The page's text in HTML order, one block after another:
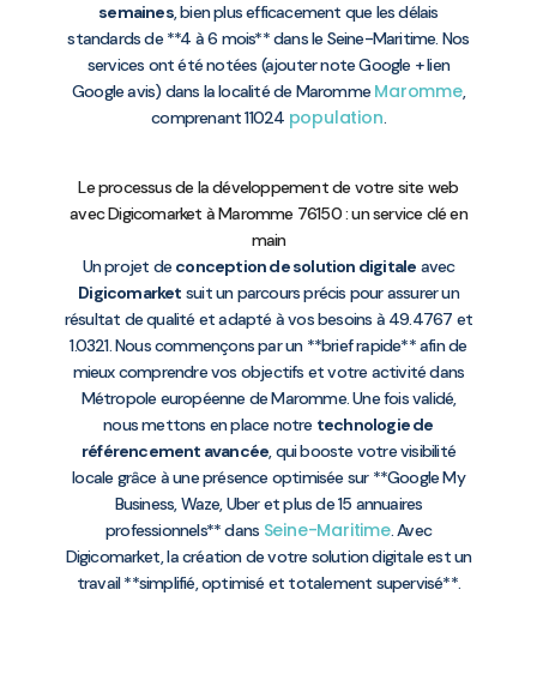
semaines, bien plus efficacement que les délais
standards de **4 à 6 mois** dans le Seine-Maritime. Nos
services ont été notées (ajouter note Google + lien
Google avis) dans la localité de Maromme Maromme,
comprenant 11024 population.
Le processus de la développement de votre site web
avec Digicomarket à Maromme 76150 : un service clé en
main
Un projet de conception de solution digitale avec
Digicomarket suit un parcours précis pour assurer un
résultat de qualité et adapté à vos besoins à 49.4767 et
1.0321. Nous commençons par un **brief rapide** afin de
mieux comprendre vos objectifs et votre activité dans
Métropole européenne de Maromme. Une fois validé,
nous mettons en place notre technologie de
référencement avancée, qui booste votre visibilité
locale grâce à une présence optimisée sur **Google My
Business, Waze, Uber et plus de 15 annuaires
professionnels** dans Seine-Maritime. Avec
Digicomarket, la création de votre solution digitale est un
travail **simplifié, optimisé et totalement supervisé**.